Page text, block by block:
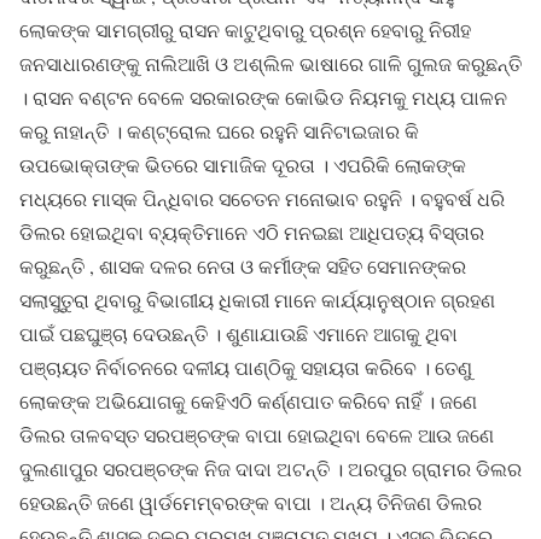
ଲୋକଙ୍କ ସାମଗ୍ରୀରୁ ରାସନ କାଟୁଥିବାରୁ ପ୍ରଶ୍ନ ହେବାରୁ ନିରୀହ
ଜନସାଧାରଣଙ୍କୁ ନାଲିଆଖି ଓ ଅଶ୍ଲିଳ ଭାଷାରେ ଗାଳି ଗୁଲଜ କରୁଛନ୍ତି
। ରାସନ ବଣ୍ଟନ ବେଳେ ସରକାରଙ୍କ କୋଭିଡ ନିୟମକୁ ମଧ୍ୟ ପାଳନ
କରୁ ନାହାନ୍ତି । କଣ୍ଟ୍ରୋଲ ଘରେ ରହୁନି ସାନିଟାଇଜାର କି
ଉପଭୋକ୍ତାଙ୍କ ଭିତରେ ସାମାଜିକ ଦୂରତା । ଏପରିକି ଲୋକଙ୍କ
ମଧ୍ୟରେ ମାସ୍କ ପିନ୍ଧିବାର ସଚେତନ ମନୋଭାବ ରହୁନି । ବହୁବର୍ଷ ଧରି
ଡିଲର ହୋଇଥିବା ବ୍ୟକ୍ତିମାନେ ଏଠି ମନଇଛା ଆଧିପତ୍ୟ ବିସ୍ତାର
କରୁଛନ୍ତି , ଶାସକ ଦଳର ନେତା ଓ କର୍ମୀଙ୍କ ସହିତ ସେମାନଙ୍କର
ସଲାସୁତୁରା ଥିବାରୁ ବିଭାଗୀୟ ଧିକାରୀ ମାନେ କାର୍ଯ୍ୟାନୁଷ୍ଠାନ ଗ୍ରହଣ
ପାଇଁ ପଛଘୁଞ୍ଚା ଦେଉଛନ୍ତି । ଶୁଣାଯାଉଛି ଏମାନେ ଆଗକୁ ଥିବା
ପଞ୍ଚାୟତ ନିର୍ବାଚନରେ ଦଳୀୟ ପାଣ୍ଠିକୁ ସହାୟତା କରିବେ । ତେଣୁ
ଲୋକଙ୍କ ଅଭିଯୋଗକୁ କେହିଏଠି କର୍ଣ୍ଣପାତ କରିବେ ନାହିଁ । ଜଣେ
ଡିଲର ତାଳବସ୍ତ ସରପଞ୍ଚଙ୍କ ବାପା ହୋଇଥିବା ବେଳେ ଆଉ ଜଣେ
ଦୁଲଣାପୁର ସରପଞ୍ଚଙ୍କ ନିଜ ଦାଦା ଅଟନ୍ତି । ଅରପୁର ଗ୍ରାମର ଡିଲର
ହେଉଛନ୍ତି ଜଣେ ୱାର୍ଡମେମ୍ବରଙ୍କ ବାପା । ଅନ୍ୟ ତିନିଜଣ ଡିଲର